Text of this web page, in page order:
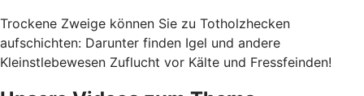
Trockene Zweige können Sie zu Totholzhecken
aufschichten: Darunter finden Igel und andere
Kleinstlebewesen Zuflucht vor Kälte und Fressfeinden!